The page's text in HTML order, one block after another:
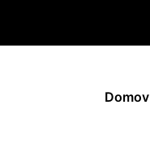
Domov